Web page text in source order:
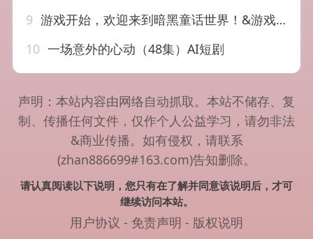
9 游戏开始，欢迎来到暗黑童话世界！&游戏开始欢迎来到暗黑童话世界（93集）AI短剧
10 一场意外的心动（48集）AI短剧
声明：本站内容由网络自动抓取。本站不储存、复
制、传播任何文件，仅作个人公益学习，请勿非法
&商业传播。如有侵权，请联系
(zhan886699#163.com)告知删除。
请认真阅读以下说明，您只有在了解并同意该说明后，才可
继续访问本站。
用户协议 - 免责声明 - 版权说明